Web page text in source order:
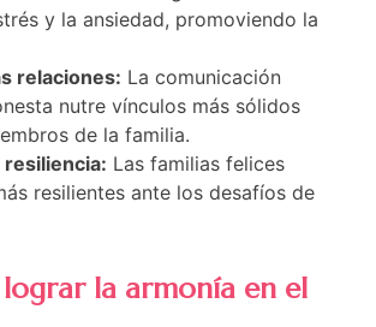
y la ansiedad, promoviendo la
relaciones: La comunicación
nutre vínculos más sólidos
de la familia.
Las familias felices
resilientes ante los desafíos de
lograr la armonía en el